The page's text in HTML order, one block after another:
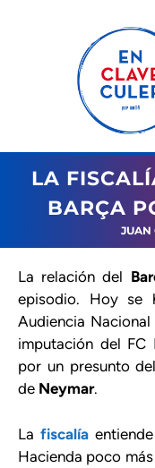
LA
BARÇA
JUAN
La relación del
episodio. Hoy se
Audiencia
imputación del FC
por un presunto
de Neymar.
La fiscalíaentiende
Hacienda poco